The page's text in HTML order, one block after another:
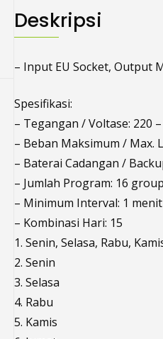
Deskripsi
– Input EU Socket, Output
Spesifikasi:
– Tegangan / Voltase: 220 –
– Beban Maksimum / Max.
– Baterai Cadangan /
– Jumlah Program: 16
– Minimum Interval: 1 menit
– Kombinasi Hari: 15
1. Senin, Selasa, Rabu,
2. Senin
3. Selasa
4. Rabu
5. Kamis